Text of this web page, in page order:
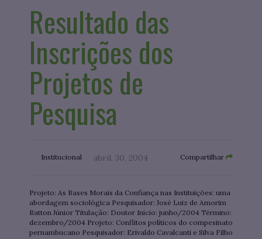
Resultado das
Inscrições dos
Projetos de
Pesquisa
Institucional abril. 30, 2004 Compartilhar
Projeto: As Bases Morais da Confiança nas Instituições: uma
abordagem sociológica Pesquisador: José Luiz de Amorim
Ratton Júnior Titulação: Doutor Início: junho/2004 Término:
dezembro/2004 Projeto: Conflitos políticos do compesinato
pernambucano Pesquisador: Erivaldo Cavalcanti e Silva Filho